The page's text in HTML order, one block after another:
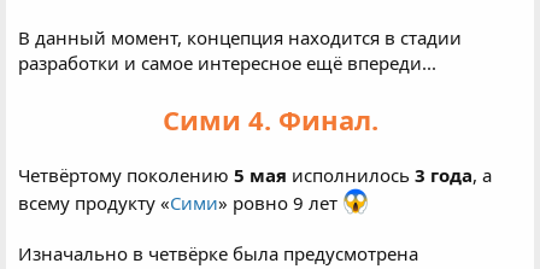
В данный момент, концепция находится в стадии
разработки и самое интересное ещё впереди...
Сими 4. Финал.
Четвёртому поколению 5 мая исполнилось 3 года, а
всему продукту «Сими» ровно 9 лет
Изначально в четвёрке была предусмотрена